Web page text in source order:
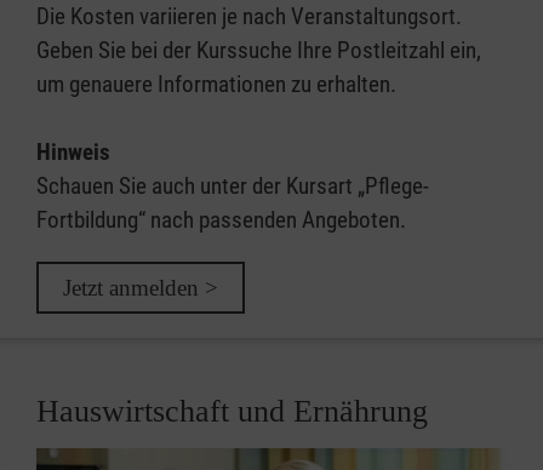
Die Kosten variieren je nach Veranstaltungsort.
Geben Sie bei der Kurssuche Ihre Postleitzahl ein,
um genauere Informationen zu erhalten.
Hinweis
Schauen Sie auch unter der Kursart „Pflege-
Fortbildung“ nach passenden Angeboten.
Jetzt anmelden >
Hauswirtschaft und Ernährung